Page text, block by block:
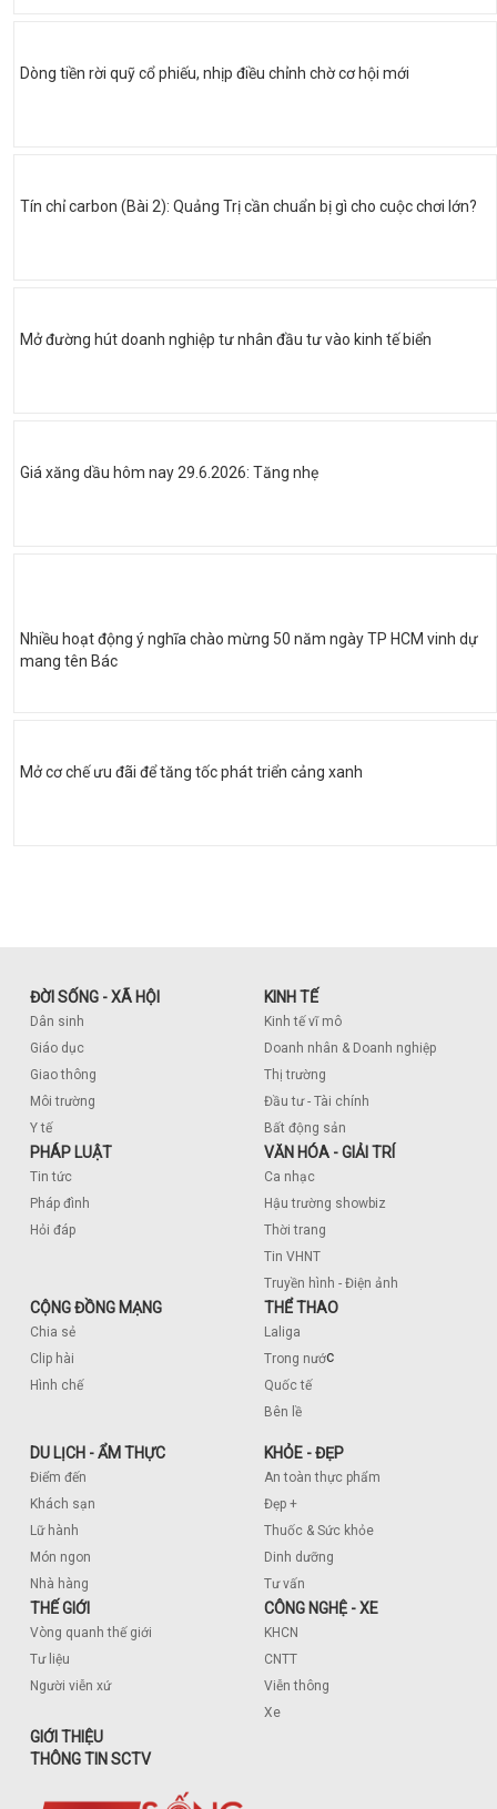
Dòng tiền rời quỹ cổ phiếu, nhịp điều chỉnh chờ cơ hội mới
Tín chỉ carbon (Bài 2): Quảng Trị cần chuẩn bị gì cho cuộc chơi lớn?
Mở đường hút doanh nghiệp tư nhân đầu tư vào kinh tế biển
Giá xăng dầu hôm nay 29.6.2026: Tăng nhẹ
Nhiều hoạt động ý nghĩa chào mừng 50 năm ngày TP HCM vinh dự
mang tên Bác
Mở cơ chế ưu đãi để tăng tốc phát triển cảng xanh
ĐỜI SỐNG - XÃ HỘI
Dân sinh
Giáo dục
Giao thông
Môi trường
Y tế
KINH TẾ
Kinh tế vĩ mô
Doanh nhân & Doanh nghiệp
Thị trường
Đầu tư - Tài chính
Bất động sản
PHÁP LUẬT
Tin tức
Pháp đình
Hỏi đáp
VĂN HÓA - GIẢI TRÍ
Ca nhạc
Hậu trường showbiz
Thời trang
Tin VHNT
Truyền hình - Điện ảnh
CỘNG ĐỒNG MẠNG
Chia sẻ
Clip hài
Hình chế
THỂ THAO
Laliga
Trong nước
Quốc tế
Bên lề
DU LỊCH - ẨM THỰC
Điểm đến
Khách sạn
Lữ hành
Món ngon
Nhà hàng
KHỎE - ĐẸP
An toàn thực phẩm
Đẹp +
Thuốc & Sức khỏe
Dinh dưỡng
Tư vấn
THẾ GIỚI
Vòng quanh thế giới
Tư liệu
Người viễn xứ
CÔNG NGHỆ - XE
KHCN
CNTT
Viễn thông
Xe
GIỚI THIỆU
THÔNG TIN SCTV